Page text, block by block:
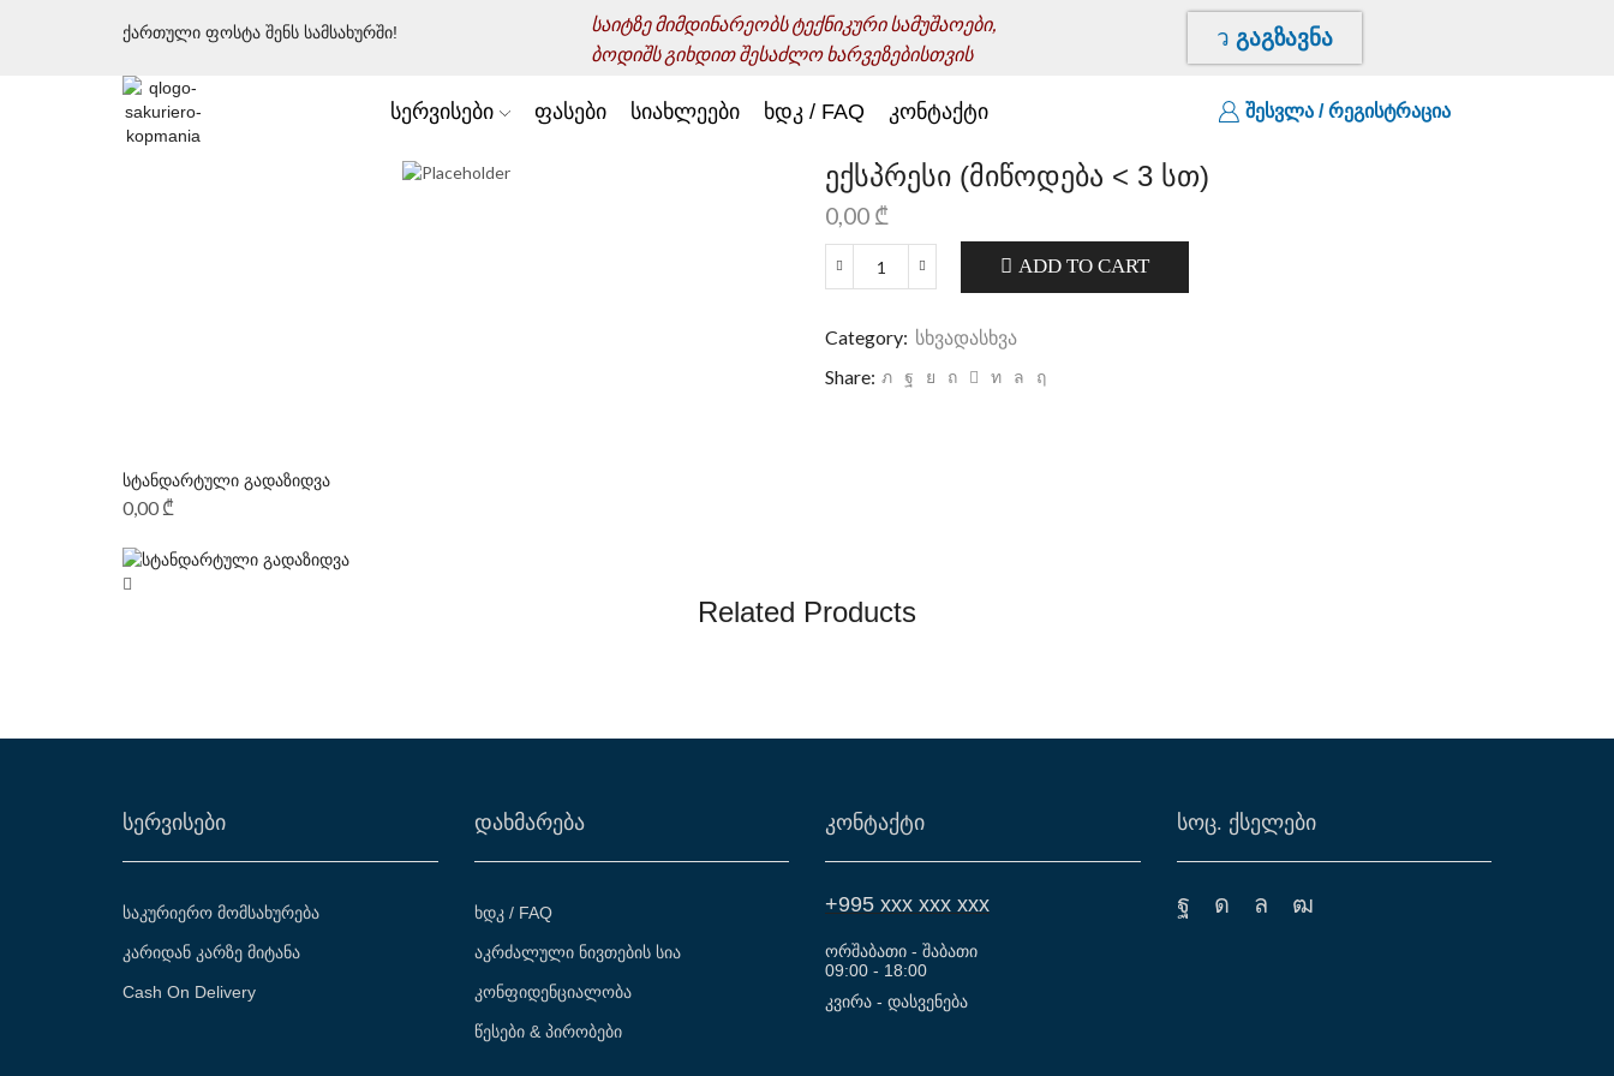
ქართული ფოსტა შენს სამსახურში!
საიტზე მიმდინარეობს ტექნიკური სამუშაოები,
ბოდიშს გიხდით შესაძლო ხარვეზებისთვის
გაგზავნა
სერვისები ფასები სიახლეები ხდკ / FAQ კონტაქტი შესვლა / რეგისტრაცია
ექსპრესი (მიწოდება < 3 სთ)
0,00 ₾
ADD TO CART
Category: სხვადასხვა
Share:
სტანდარტული გადაზიდვა
0,00 ₾
Related Products
ᲡᲔᲠᲕᲘᲡᲔᲑᲘ
საკურიერო მომსახურება
კარიდან კარზე მიტანა
Cash On Delivery
ᲓᲐᲮᲛᲐᲠᲔᲑᲐ
ხდკ / FAQ
აკრძალული ნივთების სია
კონფიდენციალობა
წესები & პირობები
ᲙᲝᲜᲢᲐᲥᲢᲘ
+995 xxx xxx xxx
ორშაბათი - შაბათი
09:00 - 18:00
კვირა - დასვენება
ᲡᲝᲪ. ᲥᲡᲔᲚᲔᲑᲘ